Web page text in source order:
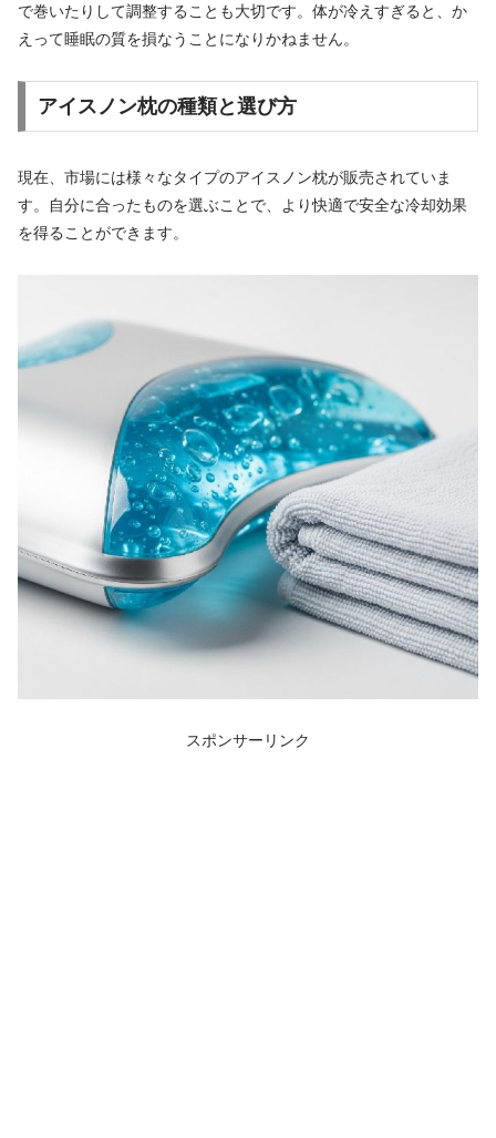
で巻いたりして調整することも大切です。体が冷えすぎると、か
えって睡眠の質を損なうことになりかねません。
アイスノン枕の種類と選び方
現在、市場には様々なタイプのアイスノン枕が販売されていま
す。自分に合ったものを選ぶことで、より快適で安全な冷却効果
を得ることができます。
スポンサーリンク